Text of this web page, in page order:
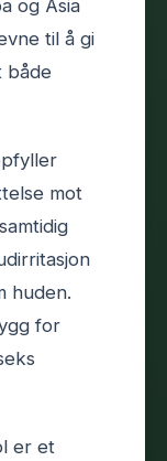
og Asia
til å gi
både
mot
huden.
for
er et